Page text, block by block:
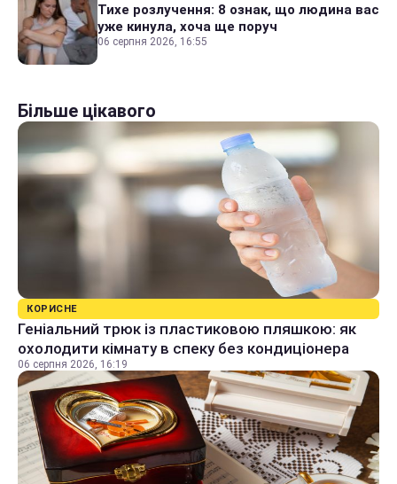
Тихе розлучення: 8 ознак, що людина вас
уже кинула, хоча ще поруч
06 серпня 2026, 16:55
Більше цікавого
КОРИСНЕ
Геніальний трюк із пластиковою пляшкою: як
охолодити кімнату в спеку без кондиціонера
06 серпня 2026, 16:19